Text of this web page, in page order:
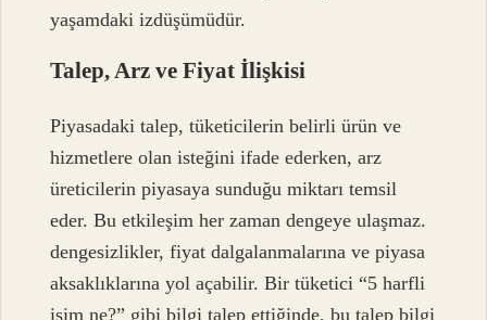
yaşamdaki izdüşümüdür.
Talep, Arz ve Fiyat İlişkisi
Piyasadaki talep, tüketicilerin belirli ürün ve
hizmetlere olan isteğini ifade ederken, arz
üreticilerin piyasaya sunduğu miktarı temsil
eder. Bu etkileşim her zaman dengeye ulaşmaz.
dengesizlikler, fiyat dalgalanmalarına ve piyasa
aksaklıklarına yol açabilir. Bir tüketici “5 harfli
isim ne?” gibi bilgi talep ettiğinde, bu talep bilgi